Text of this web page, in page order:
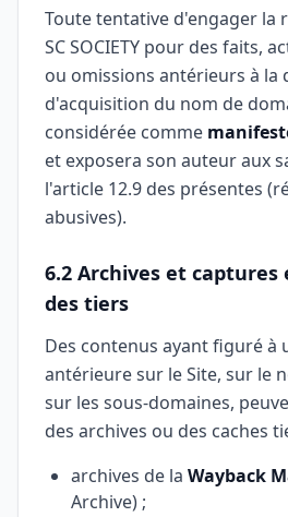
Toute tentative d'engager la
SC SOCIETY pour des faits,
ou omissions antérieurs à la
d'acquisition du nom de
considérée comme
et exposera son auteur aux
l'article 12.9 des présentes
abusives).
6.2 Archives et
des tiers
Des contenus ayant figuré à
antérieure sur le Site, sur le
sur les sous-domaines,
des archives ou des caches
archives de la Wayback
Archive) ;